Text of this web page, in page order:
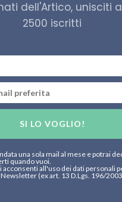
dell'Artico, unisciti
2500 iscritti
SI LO VOGLIO!
una sola mail al mese e potrai
quando vuoi.
all'uso dei dati personali
(ex art. 13 D.Lgs. 196/